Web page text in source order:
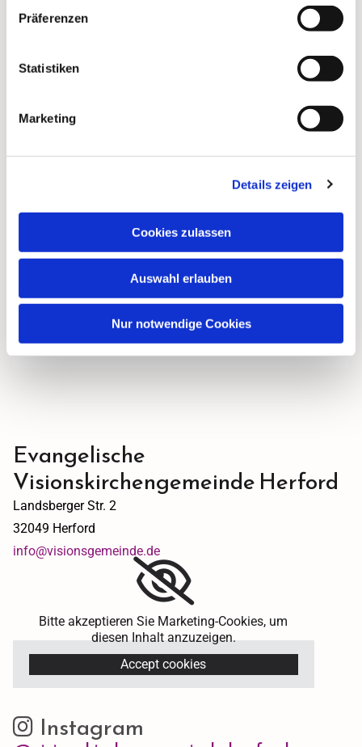
Präferenzen
Statistiken
Marketing
Details zeigen
Cookies zulassen
Auswahl erlauben
Nur notwendige Cookies
Evangelische
Visionskirchengemeinde Herford
Landsberger Str. 2
32049 Herford
info@visionsgemeinde.de
Bitte akzeptieren Sie Marketing-Cookies, um
diesen Inhalt anzuzeigen.
Accept cookies
 Instagram